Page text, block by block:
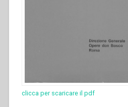
clicca per scaricare il pdf